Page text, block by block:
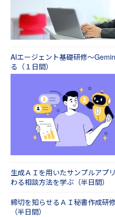
AIエージェント基礎研修～
る（１日間）
生成ＡＩを用いたサンプルアプ
わる相談方法を学ぶ（半日間）
締切を知らせるＡＩ秘書作成研
（半日間）